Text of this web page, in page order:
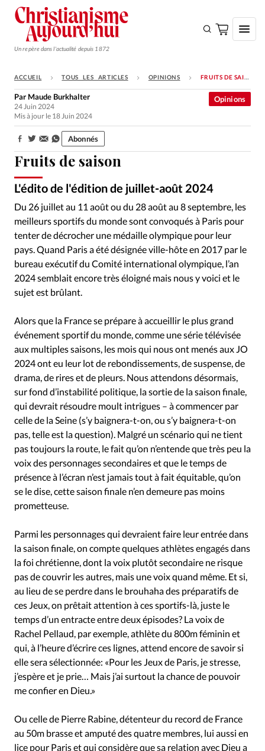
Un repère dans l'actualité depuis 1872
S'ABONNER
Monde
Opinions
Faire un don
Emploi
Se connecter
Édition: Internationale
Devise:CHF
Tous les articles
Actualité chrétienne
Actualité internationale
Chronique
Culture
Dossier
Eglises Foi Génération réveil
Monde
Opinions
Publireportage
Relations Aujourd'hui
Société
Tour du monde des Eglises
Trait d'Ixène
Vécu
Vie Intérieure
ACCUEIL TOUS LES ARTICLES OPINIONS FRUITS DE SAISON
Fruits de saison
L'édito de l'édition de juillet-août 2024
Opinions
Par Maude Burkhalter
24 Juin 2024
Mis à jour le 18 Juin 2024
Partager: Abonnés
Du 26 juillet au 11 août ou du 28 août au 8 septembre, les
meilleurs sportifs du monde sont convoqués à Paris pour
tenter de décrocher une médaille olympique pour leur
pays. Quand Paris a été désignée ville-hôte en 2017 par le
bureau exécutif du Comité international olympique, l’an
2024 semblait encore très éloigné mais nous y voici et le
sujet est brûlant.
Alors que la France se prépare à accueillir le plus grand
événement sportif du monde, comme une série télévisée
aux multiples saisons, les mois qui nous ont menés aux JO
2024 ont eu leur lot de rebondissements, de suspense, de
drama, de rires et de pleurs. Nous attendons désormais,
sur fond d’instabilité politique, la sortie de la saison finale,
qui devrait résoudre moult intrigues – à commencer par
celle de la Seine (s’y baignera-t-on, ou s’y baignera-t-on
pas, telle est la question). Malgré un scénario qui ne tient
pas toujours la route, le fait qu’on n’entende que très peu la
voix des personnages secondaires et que le temps de
présence à l’écran n’est jamais tout à fait équitable, qu’on
se le dise, cette saison finale n’en demeure pas moins
prometteuse.
Parmi les personnages qui devraient faire leur entrée dans
la saison finale, on compte quelques athlètes engagés dans
la foi chrétienne, dont la voix plutôt secondaire ne risque
pas de couvrir les autres, mais une voix quand même. Et si,
au lieu de se perdre dans le brouhaha des préparatifs de
ces Jeux, on prêtait attention à ces sportifs-là, juste le
temps d’un entracte entre deux épisodes? La voix de
Rachel Pellaud, par exemple, athlète du 800m féminin et
qui, à l’heure d’écrire ces lignes, attend encore de savoir si
elle sera sélectionnée: «Pour les Jeux de Paris, je stresse,
j’espère et je prie… Mais j’ai surtout la chance de pouvoir
me confier en Dieu.»
Ou celle de Pierre Rabine, détenteur du record de France
au 50m brasse et amputé des quatre membres, lui aussi en
lice pour Paris et qui considère que sa relation avec Dieu a